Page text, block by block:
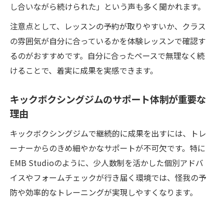
し合いながら続けられた」という声も多く聞かれます。
注意点として、レッスンの予約が取りやすいか、クラス
の雰囲気が自分に合っているかを体験レッスンで確認す
るのがおすすめです。自分に合ったペースで無理なく続
けることで、着実に成果を実感できます。
キックボクシングジムのサポート体制が重要な
理由
キックボクシングジムで継続的に成果を出すには、トレ
ーナーからのきめ細やかなサポートが不可欠です。特に
EMB Studioのように、少人数制を活かした個別アドバ
イスやフォームチェックが行き届く環境では、怪我の予
防や効率的なトレーニングが実現しやすくなります。